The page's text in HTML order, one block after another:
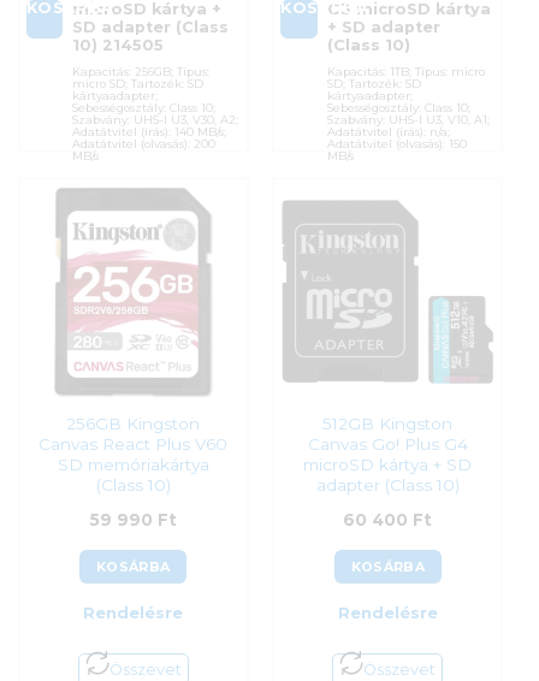
KOSÁRBAmicroSD kártya +
SD adapter (Class
10) 214505
Kapacitás: 256GB; Típus:
micro SD; Tartozék: SD
kártyaadapter;
Sebességosztály: Class 10;
Szabvány: UHS-I U3, V30, A2;
Adatátvitel (írás): 140 MB/s;
Adatátvitel (olvasás): 200
MB/s
Cikkszám:214505
Kategória:Memóriakártyák
Gyártó: Sandisk
Garanciaidő:120 hónap
ÁFA:27%
Azonosító:44606
48 990 Ft
KOSÁRBAG3 microSD kártya
+ SD adapter
(Class 10)
Kapacitás: 1TB; Típus: micro
SD; Tartozék: SD
kártyaadapter;
Sebességosztály: Class 10;
Szabvány: UHS-I U3, V10, A1;
Adatátvitel (írás): n/a;
Adatátvitel (olvasás): 150
MB/s
Memóriakártyák
Gyártó: Kingston
60 hónap
ÁFA:
Azonosító:55474
53 500Ft
256GB Kingston
Canvas React Plus V60
SD memóriakártya
(Class 10)
59 990 Ft
KOSÁRBA
Rendelésre
Összevet
512GB Kingston
Canvas Go! Plus G4
microSD kártya + SD
adapter (Class 10)
60 400 Ft
KOSÁRBA
Rendelésre
Összevet